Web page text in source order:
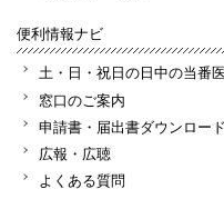
便利情報ナビ
土・日・祝日の日中の当番
窓口のご案内
申請書・届出書ダウンロード
広報・広聴
よくある質問